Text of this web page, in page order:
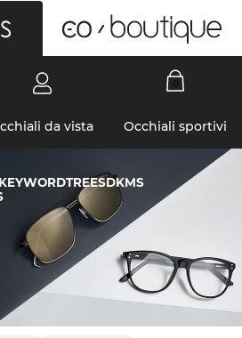
da vista Occhiali sportivi